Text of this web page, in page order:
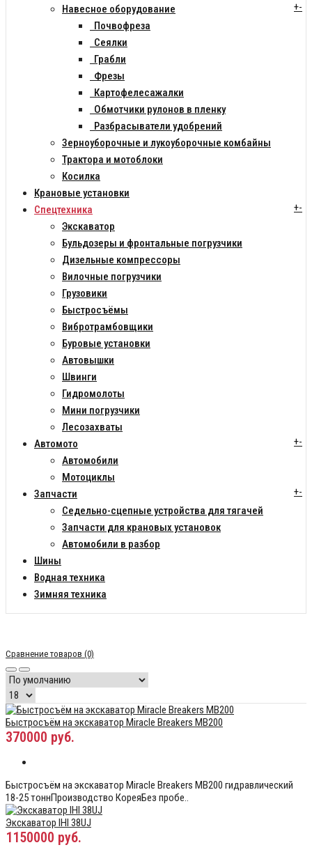
Навесное оборудование
+-
Почвофреза
Сеялки
Грабли
Фрезы
Картофелесажалки
Обмотчики рулонов в пленку
Разбрасыватели удобрений
Зерноуборочные и лукоуборочные комбайны
Трактора и мотоблоки
Косилка
Крановые установки
Спецтехника
+-
Экскаватор
Бульдозеры и фронтальные погрузчики
Дизельные компрессоры
Вилочные погрузчики
Грузовики
Быстросъёмы
Вибротрамбовщики
Буровые установки
Автовышки
Швинги
Гидромолоты
Мини погрузчики
Лесозахваты
Автомото
+-
Автомобили
Мотоциклы
Запчасти
+-
Седельно-сцепные устройства для тягачей
Запчасти для крановых установок
Автомобили в разбор
Шины
Водная техника
Зимняя техника
Сравнение товаров (0)
Быстросъём на экскаватор Miracle Breakers MB200
370000 руб.
Быстросъём на экскаватор Miracle Breakers MB200 гидравлический
18-25 тоннПроизводство КореяБез пробе..
Экскаватор IHI 38UJ
1150000 руб.